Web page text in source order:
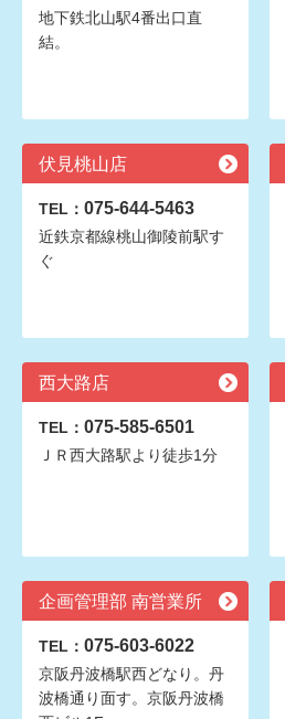
地下鉄北山駅4番出口直
結。
伏見桃山店
TEL： 075-644-5463
近鉄京都線桃山御陵前駅す
ぐ
西大路店
TEL： 075-585-6501
ＪＲ西大路駅より徒歩1分
企画管理部 南営業所
TEL： 075-603-6022
京阪丹波橋駅西どなり。丹
波橋通り面す。京阪丹波橋